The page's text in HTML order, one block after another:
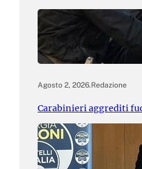
Agosto 2, 2026.Redazione
Carabinieri aggrediti